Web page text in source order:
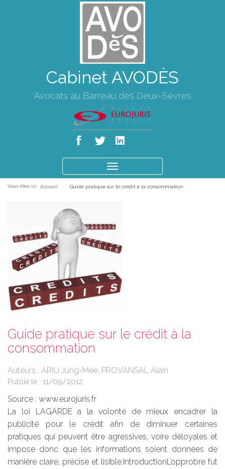
Cabinet AVODÈS
Avocats au Barreau des Deux-Sèvres
le
Vous êtes ici : Accueil Guide pratique sur le crédit à la consommation
Guide pratique sur le crédit à la
consommation
Auteurs : ARIU Jung-Mee, PROVANSAL Alain
Publié le : 11/09/2012
Source : www.eurojuris.fr
La loi LAGARDE a la volonté de mieux encadrer la
publicité pour le crédit afin de diminuer certaines
pratiques qui peuvent être agressives, voire déloyales et
impose donc que les informations soient données de
manière claire, précise et lisible.IntroductionL’opprobre fut